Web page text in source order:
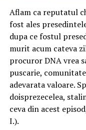
Aflam ca reputatul
fost ales
dupa ce fostul
murit acum cateva
procuror DNA vrea
puscarie,
adevarata valoare.
doisprezecelea,
ceva din acest
I.).